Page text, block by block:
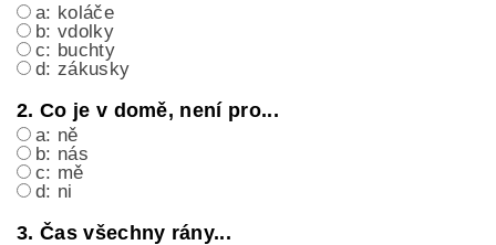
a: koláče
b: vdolky
c: buchty
d: zákusky
2. Co je v domě, není pro...
a: ně
b: nás
c: mě
d: ni
3. Čas všechny rány...